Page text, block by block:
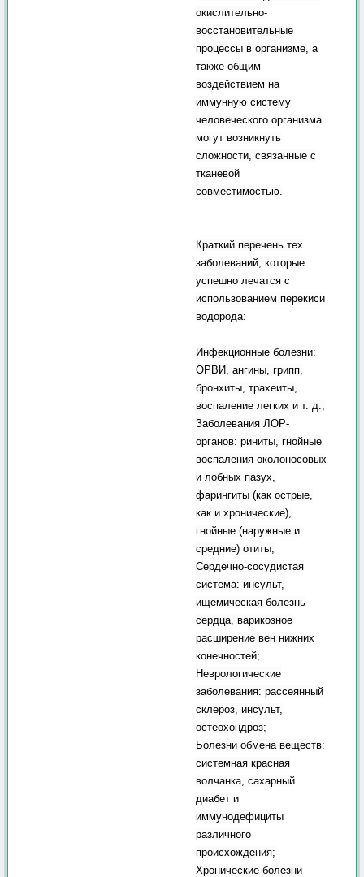
окислительно-
восстановительные
процессы в организме, а
также общим
воздействием на
иммунную систему
человеческого организма
могут возникнуть
сложности, связанные с
тканевой
совместимостью.
Краткий перечень тех
заболеваний, которые
успешно лечатся с
использованием перекиси
водорода:
Инфекционные болезни:
ОРВИ, ангины, грипп,
бронхиты, трахеиты,
воспаление легких и т. д.;
Заболевания ЛОР-
органов: риниты, гнойные
воспаления околоносовых
и лобных пазух,
фарингиты (как острые,
как и хронические),
гнойные (наружные и
средние) отиты;
Сердечно-сосудистая
система: инсульт,
ищемическая болезнь
сердца, варикозное
расширение вен нижних
конечностей;
Неврологические
заболевания: рассеянный
склероз, инсульт,
остеохондроз;
Болезни обмена веществ:
системная красная
волчанка, сахарный
диабет и
иммунодефициты
различного
происхождения;
Хронические болезни